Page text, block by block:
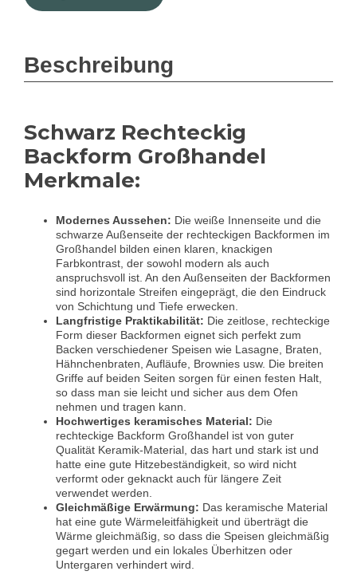
Beschreibung
Schwarz Rechteckig
Backform Großhandel
Merkmale:
Modernes Aussehen: Die weiße Innenseite und die
schwarze Außenseite der rechteckigen Backformen im
Großhandel bilden einen klaren, knackigen
Farbkontrast, der sowohl modern als auch
anspruchsvoll ist. An den Außenseiten der Backformen
sind horizontale Streifen eingeprägt, die den Eindruck
von Schichtung und Tiefe erwecken.
Langfristige Praktikabilität: Die zeitlose, rechteckige
Form dieser Backformen eignet sich perfekt zum
Backen verschiedener Speisen wie Lasagne, Braten,
Hähnchenbraten, Aufläufe, Brownies usw. Die breiten
Griffe auf beiden Seiten sorgen für einen festen Halt,
so dass man sie leicht und sicher aus dem Ofen
nehmen und tragen kann.
Hochwertiges keramisches Material: Die
rechteckige Backform Großhandel ist von guter
Qualität Keramik-Material, das hart und stark ist und
hatte eine gute Hitzebeständigkeit, so wird nicht
verformt oder geknackt auch für längere Zeit
verwendet werden.
Gleichmäßige Erwärmung: Das keramische Material
hat eine gute Wärmeleitfähigkeit und überträgt die
Wärme gleichmäßig, so dass die Speisen gleichmäßig
gegart werden und ein lokales Überhitzen oder
Untergaren verhindert wird.